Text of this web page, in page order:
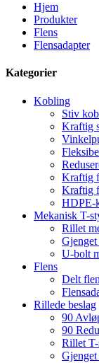
Hjem
Produkter
Flens
Flensadapter
Kategorier
Kobling
Stiv
Kraftig
Kraftig
Kraftig
HDPE-
Mekanisk T-
Rillet
U-bolt
Flens
Delt
Rillede beslag
90
90
Rillet T-